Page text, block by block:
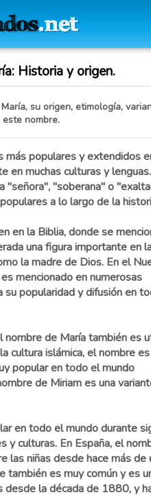
Historia y origen.
su origen, etimología,
nombre.
más populares y extendidos
en muchas culturas y
"señora", "soberana" o
a lo largo de la
en la Biblia, donde se
una figura importante en
la madre de Dios. En el
mencionado en numerosas
su popularidad y difusión en
de María también es
cultura islámica, el nombre es
popular en todo el mundo
de Miriam es una
en todo el mundo durante
y culturas. En España, el
las niñas desde hace más de
también es muy común y es
la década de 1880, y